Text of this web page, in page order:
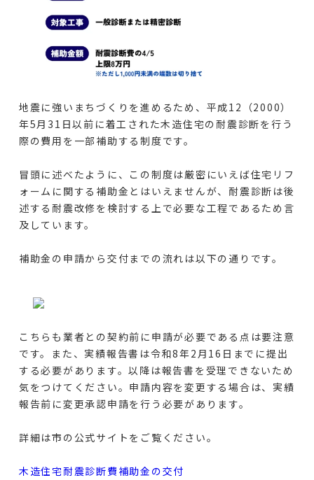
地震に強いまちづくりを進めるため、平成12（2000）
年5月31日以前に着工された木造住宅の耐震診断を行う
際の費用を一部補助する制度です。
冒頭に述べたように、この制度は厳密にいえば住宅リフ
ォームに関する補助金とはいえませんが、耐震診断は後
述する耐震改修を検討する上で必要な工程であるため言
及しています。
補助金の申請から交付までの流れは以下の通りです。
こちらも 業者との契約前に申請が必要である点は要注意
です。また、実績報告書は令和8年2月16日までに提出
する必要があります。以降は報告書を受理できないため
気をつけてください。申請内容を変更する場合は、実績
報告前に変更承認申請を行う必要があります。
詳細は市の公式サイトをご覧ください。
木造住宅耐震診断費補助金の交付